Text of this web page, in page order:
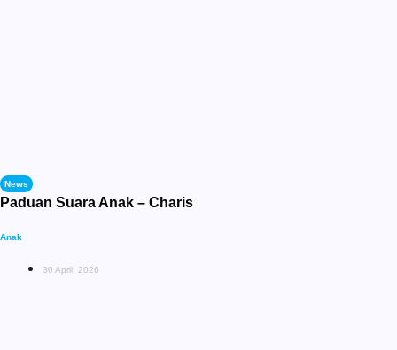
News
Paduan Suara Anak – Charis
Anak
30 April, 2026